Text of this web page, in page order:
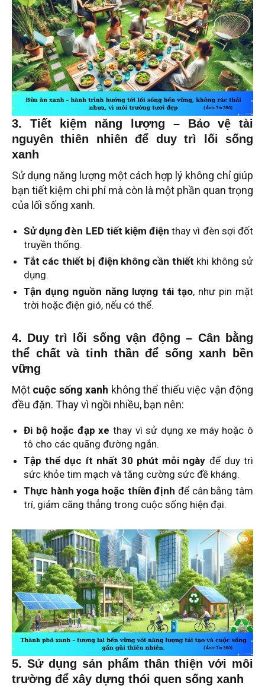
3. Tiết kiệm năng lượng – Bảo vệ tài
nguyên thiên nhiên để duy trì lối sống
xanh
Sử dụng năng lượng một cách hợp lý không chỉ giúp
bạn tiết kiệm chi phí mà còn là một phần quan trọng
của lối sống xanh.
Sử dụng đèn LED tiết kiệm điện thay vì đèn sợi đốt
truyền thống.
Tắt các thiết bị điện không cần thiết khi không sử
dụng.
Tận dụng nguồn năng lượng tái tạo, như pin mặt
trời hoặc điện gió, nếu có thể.
4. Duy trì lối sống vận động – Cân bằng
thể chất và tinh thần để sống xanh bền
vững
Một cuộc sống xanh không thể thiếu việc vận động
đều đặn. Thay vì ngồi nhiều, bạn nên:
Đi bộ hoặc đạp xe thay vì sử dụng xe máy hoặc ô
tô cho các quãng đường ngắn.
Tập thể dục ít nhất 30 phút mỗi ngày để duy trì
sức khỏe tim mạch và tăng cường sức đề kháng.
Thực hành yoga hoặc thiền định để cân bằng tâm
trí, giảm căng thẳng trong cuộc sống hiện đại.
5. Sử dụng sản phẩm thân thiện với môi
trường để xây dựng thói quen sống xanh